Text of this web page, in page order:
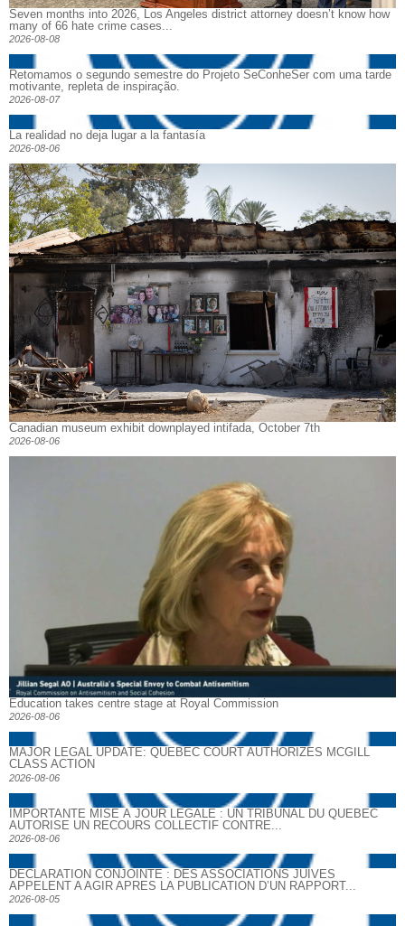
Seven months into 2026, Los Angeles district attorney doesn’t know how
many of 66 hate crime cases...
2026-08-08
Retomamos o segundo semestre do Projeto SeConheSer com uma tarde
motivante, repleta de inspiração.
2026-08-07
La realidad no deja lugar a la fantasía
2026-08-06
Canadian museum exhibit downplayed intifada, October 7th
2026-08-06
Education takes centre stage at Royal Commission
2026-08-06
MAJOR LEGAL UPDATE: QUEBEC COURT AUTHORIZES MCGILL
CLASS ACTION
2026-08-06
IMPORTANTE MISE À JOUR LÉGALE : UN TRIBUNAL DU QUÉBEC
AUTORISE UN RECOURS COLLECTIF CONTRE...
2026-08-06
DECLARATION CONJOINTE : DES ASSOCIATIONS JUIVES
APPELENT A AGIR APRES LA PUBLICATION D’UN RAPPORT...
2026-08-05